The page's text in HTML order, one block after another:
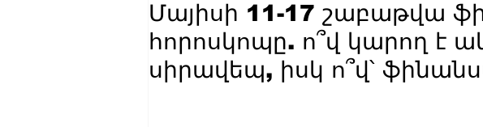
Մայիսի 11-17 շաբաթվա
հորոսկոպը. ո՞վ կարող է
սիրավեպ, իսկ ո՞վ՝